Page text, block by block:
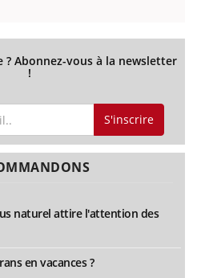
? Abonnez-vous à la newsletter
!
S'inscrire
naturel attire l'attention des
en vacances ?